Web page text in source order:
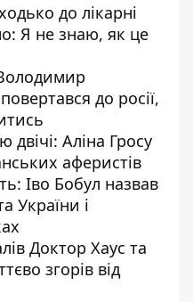
до лікарні
Я не знаю, як це
до росії,
двічі: Аліна Гросу
аферистів
Іво Бобул назвав
України і
Доктор Хаус та
згорів від